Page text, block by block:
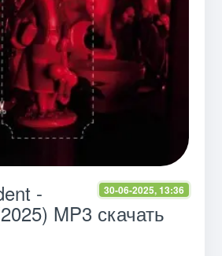
30-06-2025, 13:36
-
MP3 скачать